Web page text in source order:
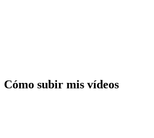
Cómo subir mis vídeos